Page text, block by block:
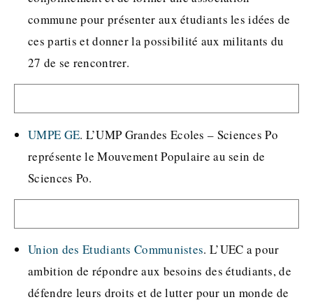
commune pour présenter aux étudiants les idées de
ces partis et donner la possibilité aux militants du
27 de se rencontrer.
UMPE GE. L’UMP Grandes Ecoles – Sciences Po
représente le Mouvement Populaire au sein de
Sciences Po.
Union des Etudiants Communistes. L’UEC a pour
ambition de répondre aux besoins des étudiants, de
défendre leurs droits et de lutter pour un monde de